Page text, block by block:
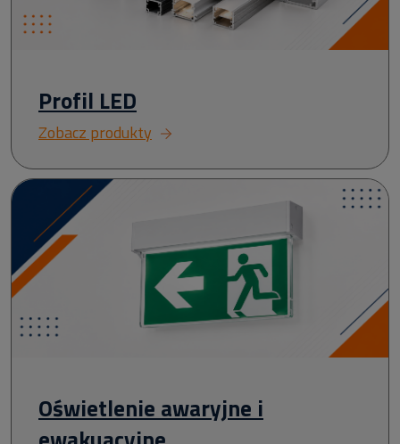
Profil LED
Zobacz produkty
Oświetlenie awaryjne i